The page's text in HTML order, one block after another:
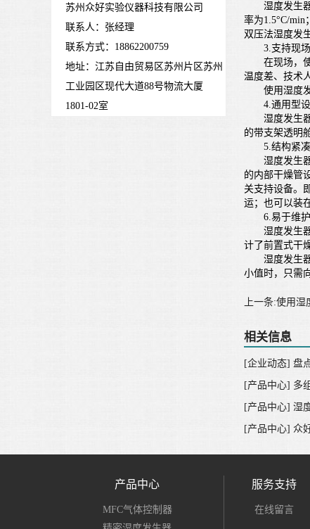
苏州众好实验仪器科技有限公司
联系人：张经理
联系方式：18862200759
地址：江苏自由贸易区苏州片区苏州
工业园区现代大道88号物流大厦
1801-02室
湿度发生器
率为1.5°C/
双压法湿度发
3.支持现场
在现场，使
温度差、技术
使用湿度发
4.通用型设
湿度发生器
的带支架透明
5.结构紧凑
湿度发生器
的内部干燥管
关支持设备。
运；也可以装
6.易于维护
湿度发生器
计了前置式干
湿度发生器
小值时，只需
上一条:使用
相关信息
[企业动态] 盘
[产品中心] 多
[产品中心] 湿
[产品中心] 众
产品中心
MFC气体控制器
服务支持
在线留言